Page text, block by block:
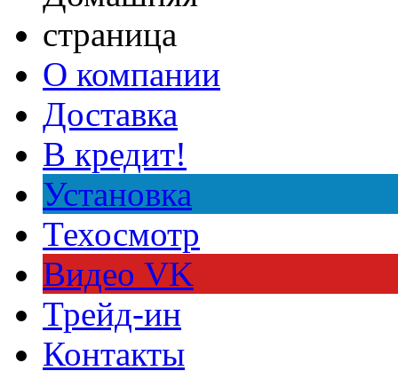
О компании
Доставка
В кредит!
Установка
Техосмотр
Видео VK
Трейд-ин
Контакты